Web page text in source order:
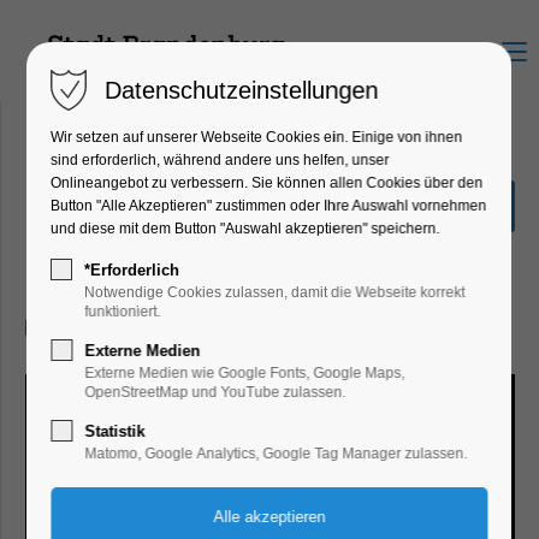
Menu
Sonderausstellung Eiszeit
Safari
Ausstellung
Datenschutzeinstellungen
Wir setzen auf unserer Webseite Cookies ein. Einige von ihnen
sind erforderlich, während andere uns helfen, unser
Onlineangebot zu verbessern. Sie können allen Cookies über den
Button "Alle Akzeptieren" zustimmen oder Ihre Auswahl vornehmen
und diese mit dem Button "Auswahl akzeptieren" speichern.
*Erforderlich
Notwendige Cookies zulassen, damit die Webseite korrekt
funktioniert.
Externe Medien
Externe Medien wie Google Fonts, Google Maps,
OpenStreetMap und YouTube zulassen.
Statistik
Matomo, Google Analytics, Google Tag Manager zulassen.